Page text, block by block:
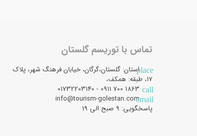
تماس با توریسم گلستان
placeاستان: گلستان،گرگان، خیابان فرهنگ شهر، پلاک
17، طبقه: همکف،
call
email
info@tourism-golestan.com
پاسخگویی: ۹ صبح الی 19